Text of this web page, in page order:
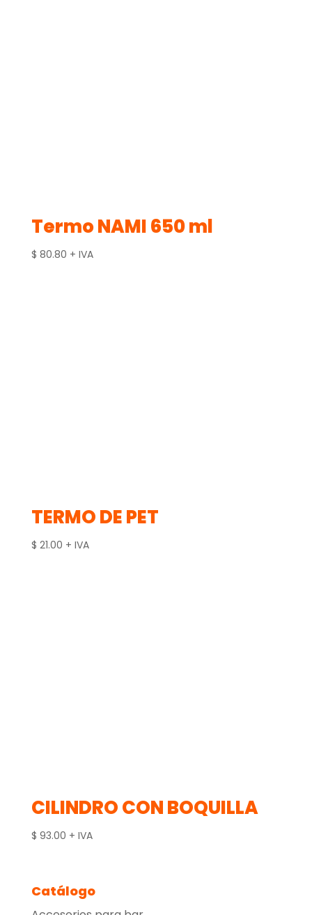
Termo NAMI 650 ml
$ 80.80 + IVA
TERMO DE PET
$ 21.00 + IVA
CILINDRO CON BOQUILLA
$ 93.00 + IVA
Catálogo